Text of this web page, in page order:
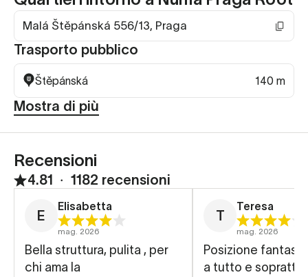
Malá Štěpánská 556/13, Praga
Trasporto pubblico
Štěpánská 140 m
Mostra di più
Recensioni
4.81 ∙ 1182 recensioni
E
Elisabetta
mag. 2026
Bella struttura, pulita , per
chi ama la
T
Teresa
mag. 2026
Posizione
a tutto e